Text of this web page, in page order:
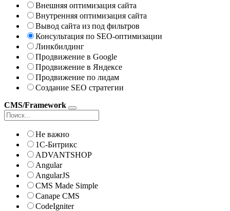
Внешняя оптимизация сайта
Внутренняя оптимизация сайта
Вывод сайта из под фильтров
Консультация по SEO-оптимизации
Линкбилдинг
Продвижение в Google
Продвижение в Яндексе
Продвижение по лидам
Создание SEO стратегии
CMS/Framework
Не важно
1С-Битрикс
ADVANTSHOP
Angular
AngularJS
CMS Made Simple
Canape CMS
CodeIgniter